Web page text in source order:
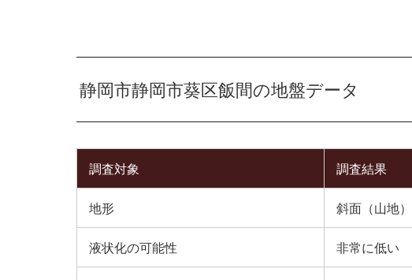
静岡市静岡市葵区飯間の地盤データ
調査対象 調査結果
地形 斜面（山地）
液状化の可能性 非常に低い